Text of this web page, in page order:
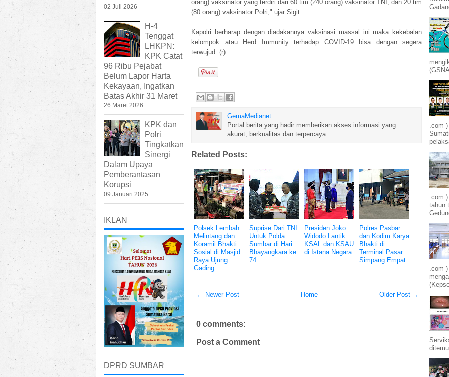
orang) vaksinator yang terdiri dari 60 tim (240 orang) vaksinator TNI, dan 20 tim
(80 orang) vaksinator Polri," ujar Sigit.
Kapolri berharap dengan diadakannya vaksinasi massal ini maka kekebalan
kelompok atau Herd Immunity terhadap COVID-19 bisa dengan segera
terwujud. (r)
GemaMedianet
Portal berita yang hadir memberikan akses informasi yang
akurat, berkualitas dan terpercaya
Related Posts:
Polsek Lembah
Melintang dan
Koramil Bhakti
Sosial di Masjid
Raya Ujung
Gading
Suprise Dari TNI
Untuk Polda
Sumbar di Hari
Bhayangkara ke
74
Presiden Joko
Widodo Lantik
KSAL dan KSAU
di Istana Negara
Polres Pasbar
dan Kodim Karya
Bhakti di
Terminal Pasar
Simpang Empat
← Newer Post Older Post →
Home
0 comments:
Post a Comment
02 Juli 2026
H-4
Tenggat
LHKPN:
KPK Catat
96 Ribu Pejabat
Belum Lapor Harta
Kekayaan, Ingatkan
Batas Akhir 31 Maret
26 Maret 2026
KPK dan
Polri
Tingkatkan
Sinergi
Dalam Upaya
Pemberantasan
Korupsi
09 Januari 2025
IKLAN
DPRD SUMBAR
.com
.com
tahun
.com